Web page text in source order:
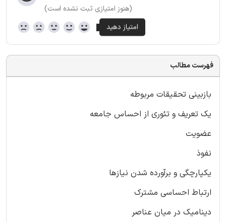
(هنوز امتیازی ثبت نشده است)
فهرست مطالب
بازبینی تحقیقات مربوطه
یک تعریف و تئوری از احساس جامعه
عضویت
نفوذ
یکپارچگی و برآورده شدن نیازها
ارتباط احساسی مشترک
دینامیک در میان عناصر